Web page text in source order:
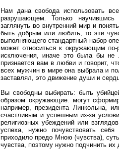
Нам дана свобода использовать
разрушающем. Только
заглянуть во внутренний мир и
быть добрым или любить, то эти
выполняющего стандартный набор
может относиться к окружающим по-
исключения, иначе это была бы не
признается вам в любви и говорит,
всех мужчин в мире она выбрала и
заставлял, это движение души и
Вы свободны выбирать: быть
образом окружающие. могут
например, президента Линкольна,
счастливым и успешным из-за
религиозных убеждений или
успеха, нужно почувствовать
приходило предо Мною (чувства),
чувства, поэтому нужно подчинить